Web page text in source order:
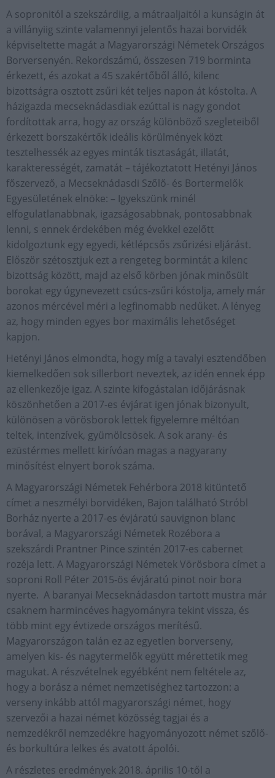
A sopronitól a szekszárdiig, a mátraaljaitól a kunságin át
a villányiig szinte valamennyi jelentős hazai borvidék
képviseltette magát a Magyarországi Németek Országos
Borversenyén. Rekordszámú, összesen 719 borminta
érkezett, és azokat a 45 szakértőből álló, kilenc
bizottságra osztott zsűri két teljes napon át kóstolta. A
házigazda mecseknádasdiak ezúttal is nagy gondot
fordítottak arra, hogy az ország különböző szegleteiből
érkezett borszakértők ideális körülmények közt
tesztelhessék az egyes minták tisztaságát, illatát,
karakterességét, zamatát – tájékoztatott Hetényi János
főszervező, a Mecseknádasdi Szőlő- és Bortermelők
Egyesületének elnöke: – Igyekszünk minél
elfogulatlanabbnak, igazságosabbnak, pontosabbnak
lenni, s ennek érdekében még évekkel ezelőtt
kidolgoztunk egy egyedi, kétlépcsős zsűrizési eljárást.
Először szétosztjuk ezt a rengeteg bormintát a kilenc
bizottság között, majd az első körben jónak minősült
borokat egy úgynevezett csúcs-zsűri kóstolja, amely már
azonos mércével méri a legfinomabb nedűket. A lényeg
az, hogy minden egyes bor maximális lehetőséget
kapjon.
Hetényi János elmondta, hogy míg a tavalyi esztendőben
kiemelkedően sok sillerbort neveztek, az idén ennek épp
az ellenkezője igaz. A szinte kifogástalan időjárásnak
köszönhetően a 2017-es évjárat igen jónak bizonyult,
különösen a vörösborok lettek figyelemre méltóan
teltek, intenzívek, gyümölcsösek. A sok arany- és
ezüstérmes mellett kirívóan magas a nagyarany
minősítést elnyert borok száma.
A Magyarországi Németek Fehérbora 2018 kitüntető
címet a neszmélyi borvidéken, Bajon található Stróbl
Borház nyerte a 2017-es évjáratú sauvignon blanc
borával, a Magyarországi Németek Rozébora a
szekszárdi Prantner Pince szintén 2017-es cabernet
rozéja lett. A Magyarországi Németek Vörösbora címet a
soproni Roll Péter 2015-ös évjáratú pinot noir bora
nyerte. A baranyai Mecseknádasdon tartott mustra már
csaknem harmincéves hagyományra tekint vissza, és
több mint egy évtizede országos merítésű.
Magyarországon talán ez az egyetlen borverseny,
amelyen kis- és nagytermelők együtt mérettetik meg
magukat. A részvételnek egyébként nem feltétele az,
hogy a borász a német nemzetiséghez tartozzon: a
verseny inkább attól magyarországi német, hogy
szervezői a hazai német közösség tagjai és a
nemzedékről nemzedékre hagyományozott német szőlő-
és borkultúra lelkes és avatott ápolói.
A részletes eredmények 2018. április 10-től a